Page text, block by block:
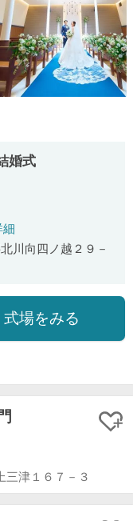
婚式
細
川向四ノ越２９－
式場をみる
三津１６７－３